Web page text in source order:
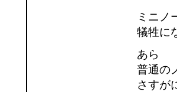
ミニノ
犠牲に
あら
普通の
さすが